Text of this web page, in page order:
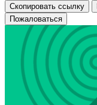
Скопировать ссылку
Пожаловаться